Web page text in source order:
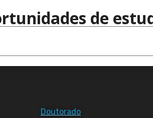
de
Doutorado